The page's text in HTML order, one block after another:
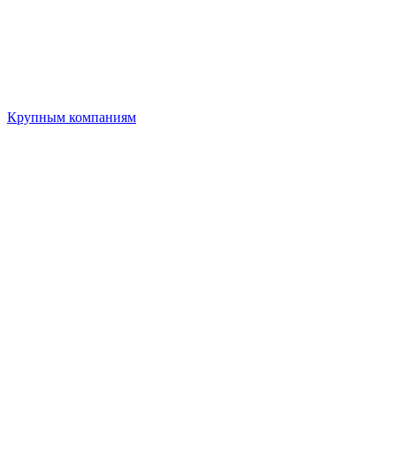
Крупным компаниям